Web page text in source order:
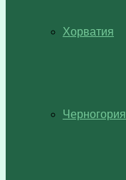
Хорватия
Черногория